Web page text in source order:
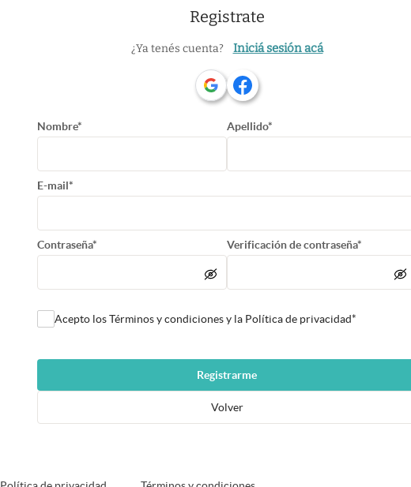
Registrate
¿Ya tenés cuenta? Iniciá sesión acá
Nombre* Apellido*
E-mail*
Contraseña* Verificación de contraseña*
Acepto los Términos y condiciones y la Política de privacidad*
Registrarme
Volver